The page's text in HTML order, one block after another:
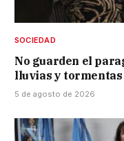
SOCIEDAD
No guarden el
lluvias y
5 de agosto de 2026